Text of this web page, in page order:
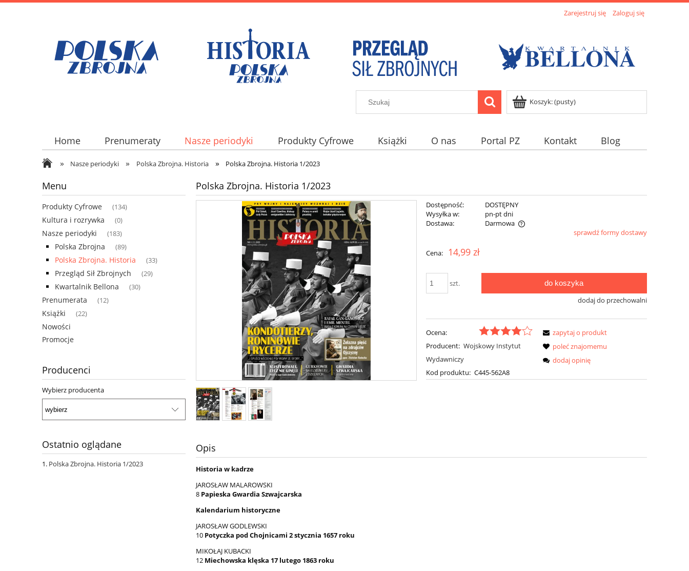
Zarejestruj się Zaloguj się
Koszyk:(pusty)
Home Prenumeraty Nasze periodyki Produkty Cyfrowe Książki O nas Portal PZ Kontakt Blog
» Nasze periodyki » Polska Zbrojna. Historia » Polska Zbrojna. Historia 1/2023
Menu
Produkty Cyfrowe (134)
Kultura i rozrywka (0)
Nasze periodyki (183)
Polska Zbrojna (89)
Polska Zbrojna. Historia (33)
Przegląd Sił Zbrojnych (29)
Kwartalnik Bellona (30)
Prenumerata (12)
Książki (22)
Nowości
Promocje
Producenci
Wybierz producenta
Ostatnio oglądane
Polska Zbrojna. Historia 1/2023
Polska Zbrojna. Historia 1/2023
Dostępność:
DOSTĘPNY
Wysyłka w:
pn-pt dni
Dostawa:
Darmowa
sprawdź formy dostawy
Cena: 14,99 zł
szt. do koszyka
dodaj do przechowalni
Ocena:
Producent: Wojskowy Instytut
Wydawniczy
Kod produktu: C445-562A8
zapytaj o produkt
poleć znajomemu
dodaj opinię
Opis
Historia w kadrze
JAROSŁAW MALAROWSKI
8 Papieska Gwardia Szwajcarska
Kalendarium historyczne
JAROSŁAW GODLEWSKI
10 Potyczka pod Chojnicami 2 stycznia 1657 roku
MIKOŁAJ KUBACKI
12 Miechowska klęska 17 lutego 1863 roku